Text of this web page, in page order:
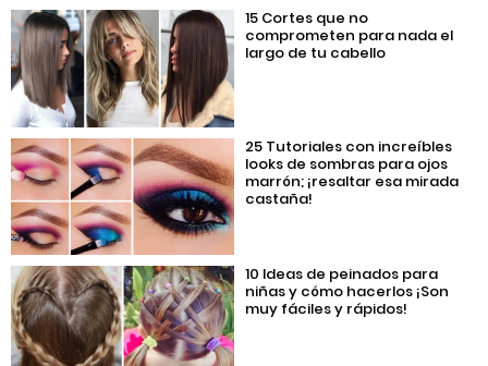
15 Cortes que no
comprometen para nada el
largo de tu cabello
25 Tutoriales con increíbles
looks de sombras para ojos
marrón; ¡resaltar esa mirada
castaña!
10 Ideas de peinados para
niñas y cómo hacerlos ¡Son
muy fáciles y rápidos!